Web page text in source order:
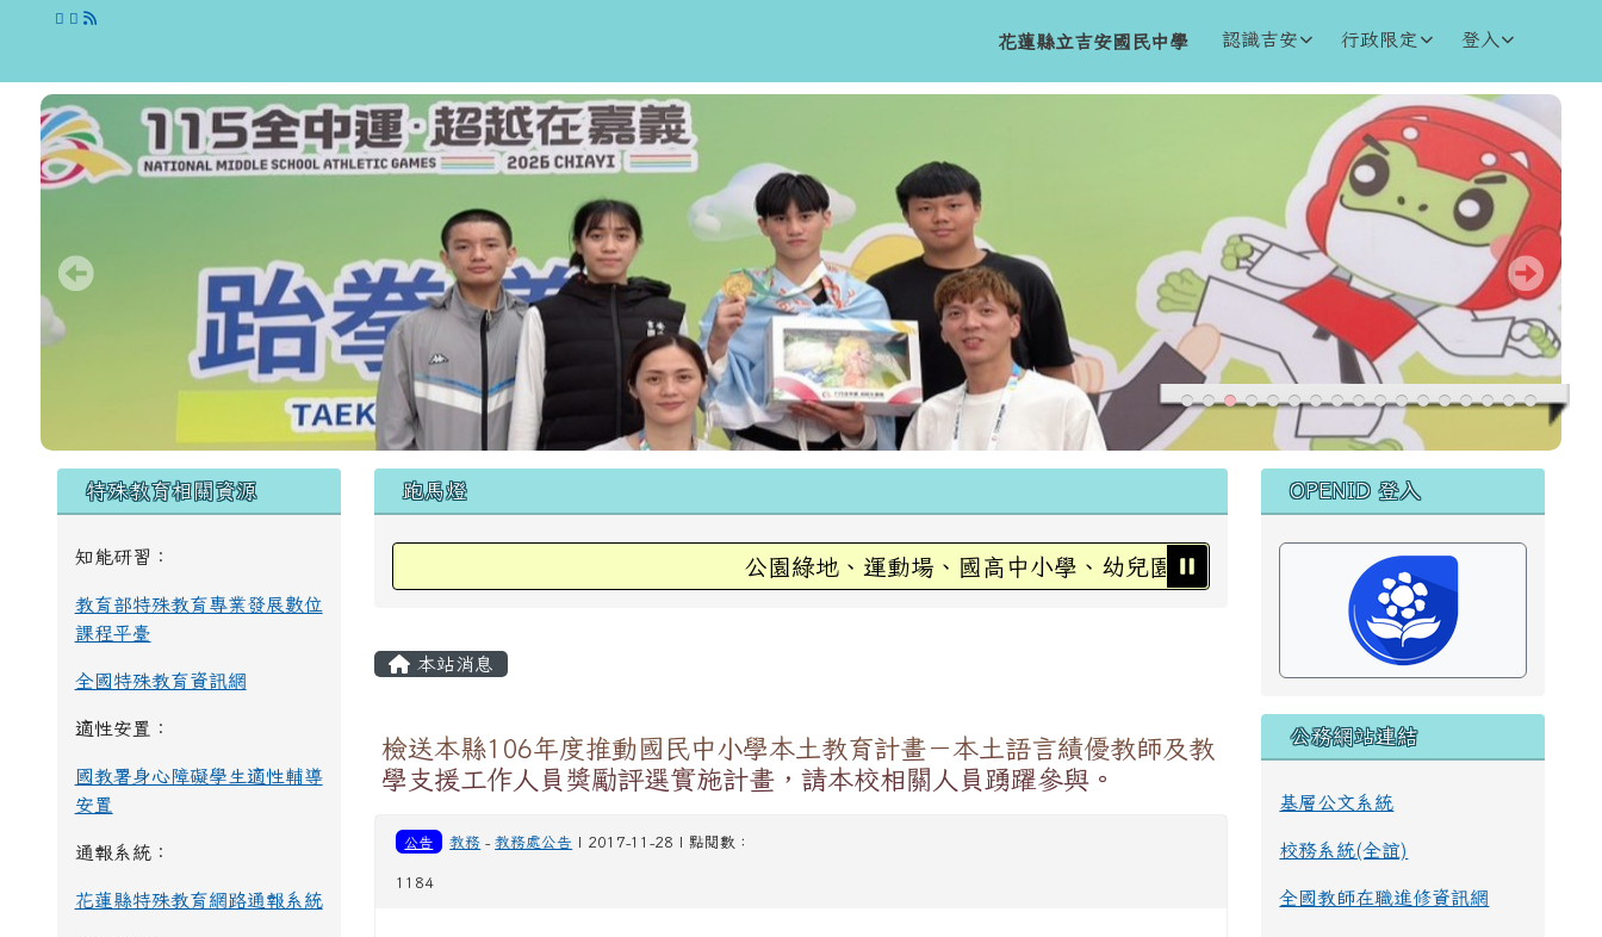
跳至主內容區
花蓮縣立吉安國民中學 花蓮縣立吉安國民中學 認識吉安 行政限定 登入
左邊區域內容
特殊教育相關資源
知能研習：
教育部特殊教育專業發展數位
課程平臺
全國特殊教育資訊網
適性安置：
國教署身心障礙學生適性輔導
安置
通報系統：
花蓮縣特殊教育網路通報系統
上中區域內容
跑馬燈
公園綠地、運動場、國高中小學、幼兒園及醫療機構為禁菸場所，請勿吸菸，違者
主內容區域
本站消息
檢送本縣106年度推動國民中小學本土教育計畫－本土語言績優教師及教
學支援工作人員獎勵評選實施計畫，請本校相關人員踴躍參與。
公告 教務 -教務處公告 | 2017-11-28 | 點閱數：
1184
右邊區域內容
OPENID 登入
公務網站連結
基層公文系統
校務系統(全誼)
全國教師在職進修資訊網
頁尾區域